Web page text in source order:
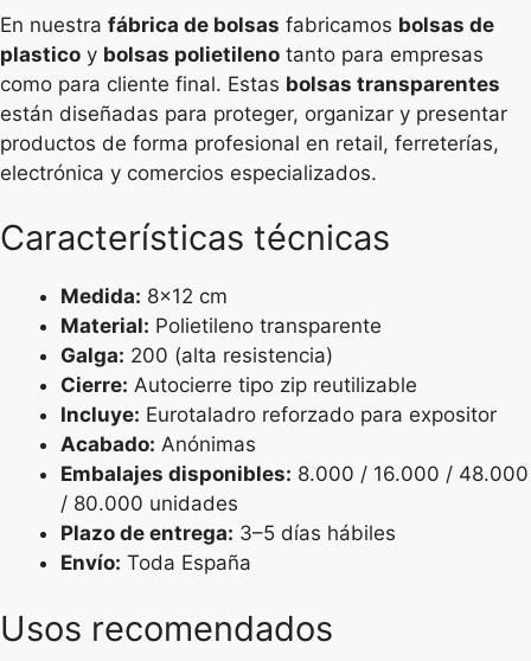
En nuestra fábrica de bolsas fabricamos bolsas de
plastico y bolsas polietileno tanto para empresas
como para cliente final. Estas bolsas transparentes
están diseñadas para proteger, organizar y presentar
productos de forma profesional en retail, ferreterías,
electrónica y comercios especializados.
Características técnicas
Medida: 8×12 cm
Material: Polietileno transparente
Galga: 200 (alta resistencia)
Cierre: Autocierre tipo zip reutilizable
Incluye: Eurotaladro reforzado para expositor
Acabado: Anónimas
Embalajes disponibles: 8.000 / 16.000 / 48.000
/ 80.000 unidades
Plazo de entrega: 3–5 días hábiles
Envío: Toda España
Usos recomendados